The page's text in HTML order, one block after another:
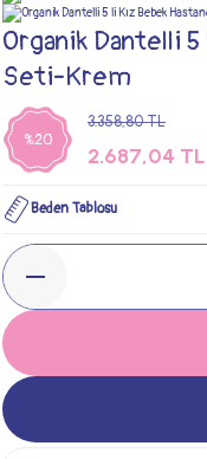
Organik Dantelli 5
Seti-Krem
%20
3.358,80 TL
2.687,04 TL
Beden Tablosu